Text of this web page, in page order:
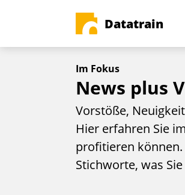
Datatrain
Im Fokus
News plus
Vorstöße,
Hier erfahren Sie
profitieren können.
Stichworte, was